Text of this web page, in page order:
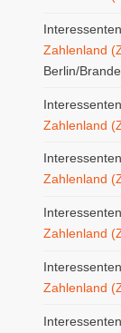
Zahlenland
Berlin/
Zahlenland
Zahlenland
Zahlenland
Zahlenland